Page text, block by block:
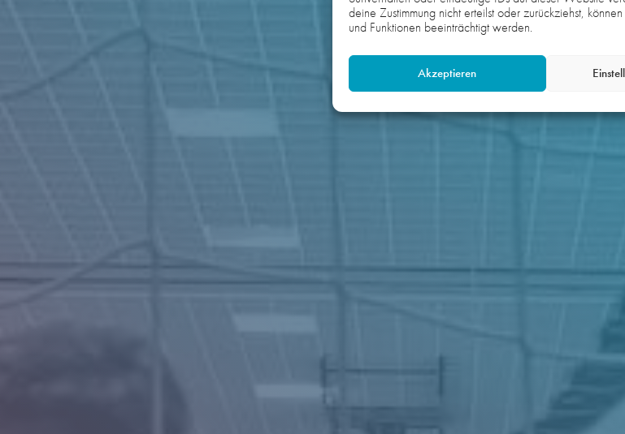
deine Zustimmung nicht erteilst oder zurückziehst,
und Funktionen beeinträchtigt werden.
Akzeptieren